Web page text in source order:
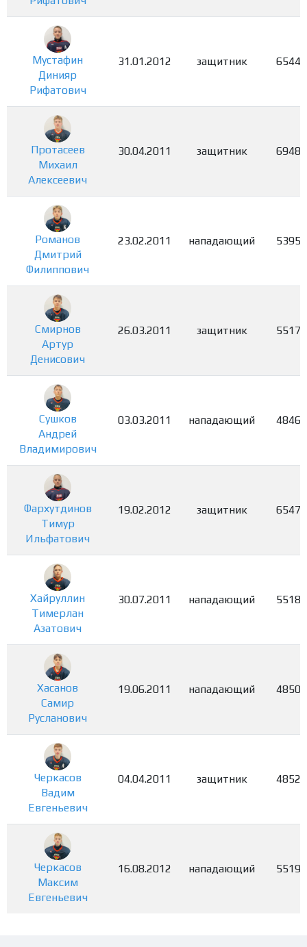
Мустафин
Динияр
Рифатович
31.01.2012 защитник 6544
Протасеев
Михаил
Алексеевич
30.04.2011 защитник 6948
Романов
Дмитрий
Филиппович
23.02.2011 нападающий 5395
Смирнов
Артур
Денисович
26.03.2011 защитник 5517
Сушков
Андрей
Владимирович
03.03.2011 нападающий 4846
Фархутдинов
Тимур
Ильфатович
19.02.2012 защитник 6547
Хайруллин
Тимерлан
Азатович
30.07.2011 нападающий 5518
Хасанов
Самир
Русланович
19.06.2011 нападающий 4850
Черкасов
Вадим
Евгеньевич
04.04.2011 защитник 4852
Черкасов
Максим
Евгеньевич
16.08.2012 нападающий 5519